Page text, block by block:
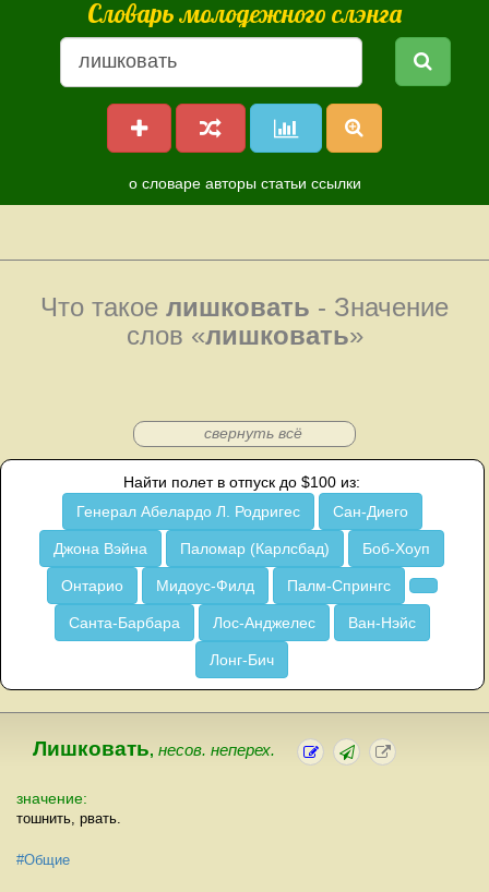
Словарь молодежного слэнга
о словаре авторы статьи ссылки
Что такое лишковать - Значение
слов «лишковать»
свернуть всё
Найти полет в отпуск до $100 из:
Генерал Абелардо Л. Родригес
Сан-Диего
Джона Вэйна Паломар (Карлсбад) Боб-Хоуп
Онтарио Мидоус-Филд Палм-Спрингс
Санта-Барбара Лос-Анджелес Ван-Нэйс
Лонг-Бич
Лишковать, несов. неперех.
значение:
тошнить, рвать.
#Общие